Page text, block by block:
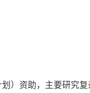
）资助，主要研究